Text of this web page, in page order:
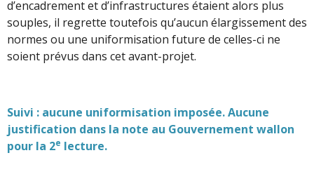
d’encadrement et d’infrastructures étaient alors plus
souples, il regrette toutefois qu’aucun élargissement des
normes ou une uniformisation future de celles-ci ne
soient prévus dans cet avant-projet.
Suivi : aucune uniformisation imposée. Aucune
justification dans la note au Gouvernement wallon
pour la 2e lecture.